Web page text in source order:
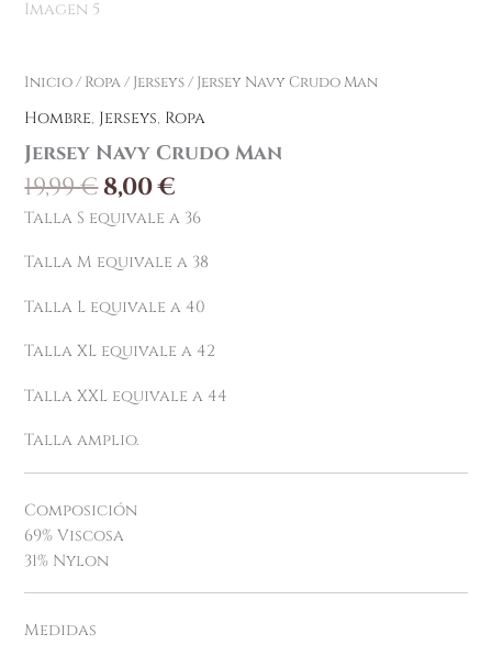
Inicio/ Ropa/ Jerseys/ Jersey Navy Crudo Man
Hombre, Jerseys, Ropa
Jersey Navy Crudo Man
19,99€8,00€
Talla S equivale a 36
Talla M equivale a 38
Talla L equivale a 40
Talla XL equivale a 42
Talla XXL equivale a 44
Talla amplio.
Composición
69% Viscosa
31% Nylon
Medidas